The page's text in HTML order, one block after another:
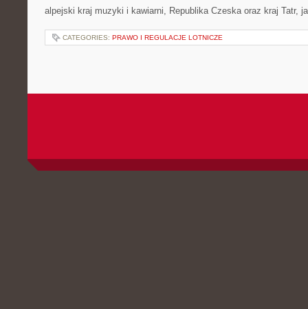
alpejski kraj muzyki i kawiarni, Republika Czeska oraz kraj Tatr,
CATEGORIES: PRAWO I REGULACJE LOTNICZE